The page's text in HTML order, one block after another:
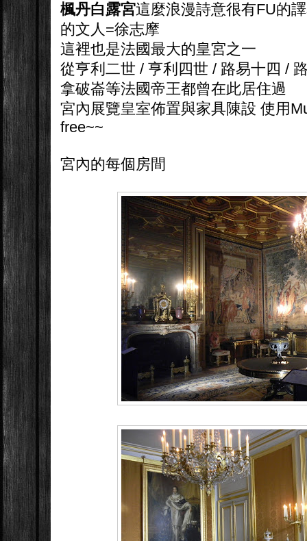
楓丹白露宮這麼浪漫詩意很有FU的
的文人=徐志摩
這裡也是法國最大的皇宮之一
從亨利二世 / 亨利四世 / 路易十四 /
拿破崙等法國帝王都曾在此居住過
宮內展覽皇室佈置與家具陳設 使用
free~~
宮內的每個房間